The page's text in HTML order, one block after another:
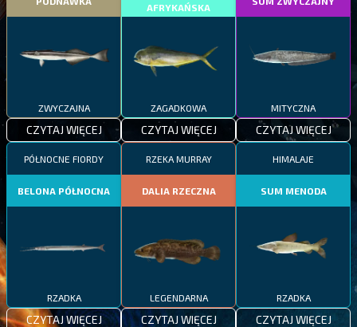
ZWYCZAJNA
CZYTAJ WIĘCEJ
AFRYKAŃSKA
ZAGADKOWA
CZYTAJ WIĘCEJ
MITYCZNA
CZYTAJ WIĘCEJ
PÓŁNOCNE FIORDY
BELONA PÓŁNOCNA
RZADKA
CZYTAJ WIĘCEJ
RZEKA MURRAY
DALIA RZECZNA
LEGENDARNA
CZYTAJ WIĘCEJ
HIMALAJE
SUM MENODA
RZADKA
CZYTAJ WIĘCEJ